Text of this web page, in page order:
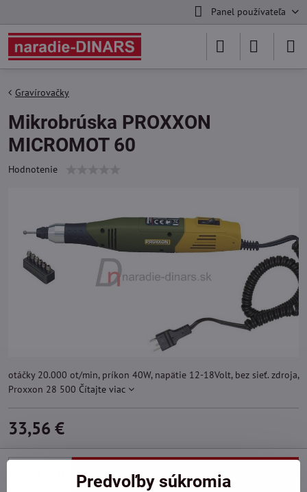
Panel používateľa
Gravírovačky
Mikrobrúska PROXXON
MICROMOT 60
Hodnotenie
otáčky 20.000 ot/min, príkon 40W, napätie 12-18Volt, bez sieť. zdroja,
Proxxon 28 500 Čítajte viac
33,56 €
Do košíka
Predvoľby súkromia